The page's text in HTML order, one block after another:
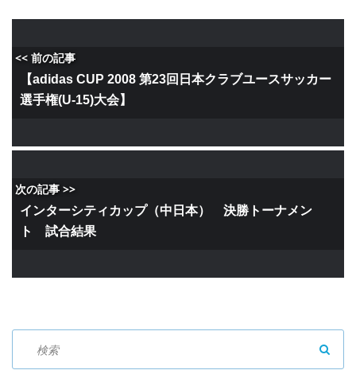
<< 前の記事
【adidas CUP 2008 第23回日本クラブユースサッカー
選手権(U-15)大会】
次の記事 >>
インターシティカップ（中日本） 決勝トーナメン
ト 試合結果